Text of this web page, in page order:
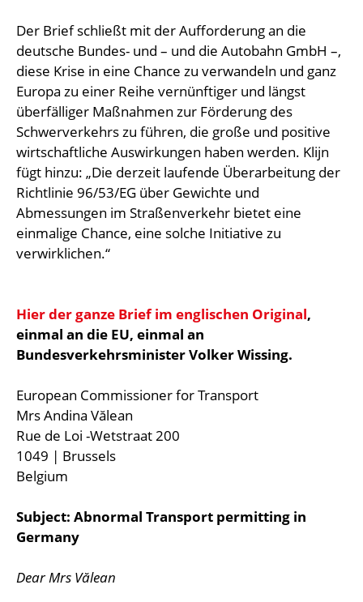
Der Brief schließt mit der Aufforderung an die
deutsche Bundes- und – und die Autobahn GmbH –,
diese Krise in eine Chance zu verwandeln und ganz
Europa zu einer Reihe vernünftiger und längst
überfälliger Maßnahmen zur Förderung des
Schwerverkehrs zu führen, die große und positive
wirtschaftliche Auswirkungen haben werden. Klijn
fügt hinzu: „Die derzeit laufende Überarbeitung der
Richtlinie 96/53/EG über Gewichte und
Abmessungen im Straßenverkehr bietet eine
einmalige Chance, eine solche Initiative zu
verwirklichen.“
Hier der ganze Brief im englischen Original,
einmal an die EU, einmal an
Bundesverkehrsminister Volker Wissing.
European Commissioner for Transport
Mrs Andina Vălean
Rue de Loi -Wetstraat 200
1049 | Brussels
Belgium
Subject: Abnormal Transport permitting in
Germany
Dear Mrs Vălean